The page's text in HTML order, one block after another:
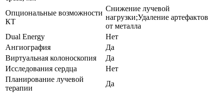
Опциональные возможности
КТ
Снижение лучевой
нагрузки;Удаление артефактов
от металла
Dual Energy
Нет
Ангиография
Да
Виртуальная колоноскопия
Да
Исследования сердца
Нет
Планирование лучевой
терапии
Да